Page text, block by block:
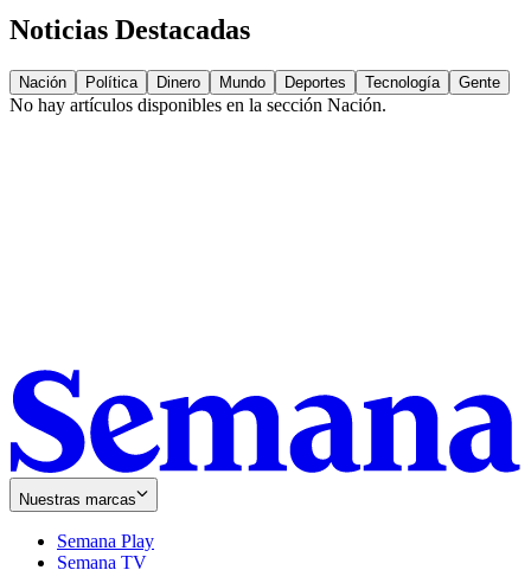
Noticias Destacadas
Nación Política Dinero Mundo Deportes Tecnología Gente
No hay artículos disponibles en la sección Nación.
Nuestras marcas
Semana Play
Semana TV